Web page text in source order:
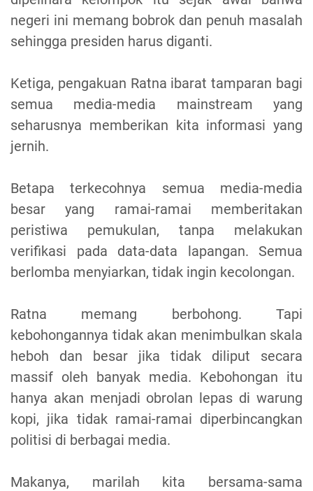
negeri ini memang bobrok dan penuh masalah
sehingga presiden harus diganti.
Ketiga, pengakuan Ratna ibarat tamparan bagi
semua media-media mainstream yang
seharusnya memberikan kita informasi yang
jernih.
Betapa terkecohnya semua media-media
besar yang ramai-ramai memberitakan
peristiwa pemukulan, tanpa melakukan
verifikasi pada data-data lapangan. Semua
berlomba menyiarkan, tidak ingin kecolongan.
Ratna memang berbohong. Tapi
kebohongannya tidak akan menimbulkan skala
heboh dan besar jika tidak diliput secara
massif oleh banyak media. Kebohongan itu
hanya akan menjadi obrolan lepas di warung
kopi, jika tidak ramai-ramai diperbincangkan
politisi di berbagai media.
Makanya, marilah kita bersama-sama